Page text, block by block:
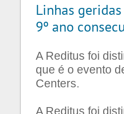
Linhas
9º ano
A Reditus foi
que é o evento
Centers.
A Reditus foi